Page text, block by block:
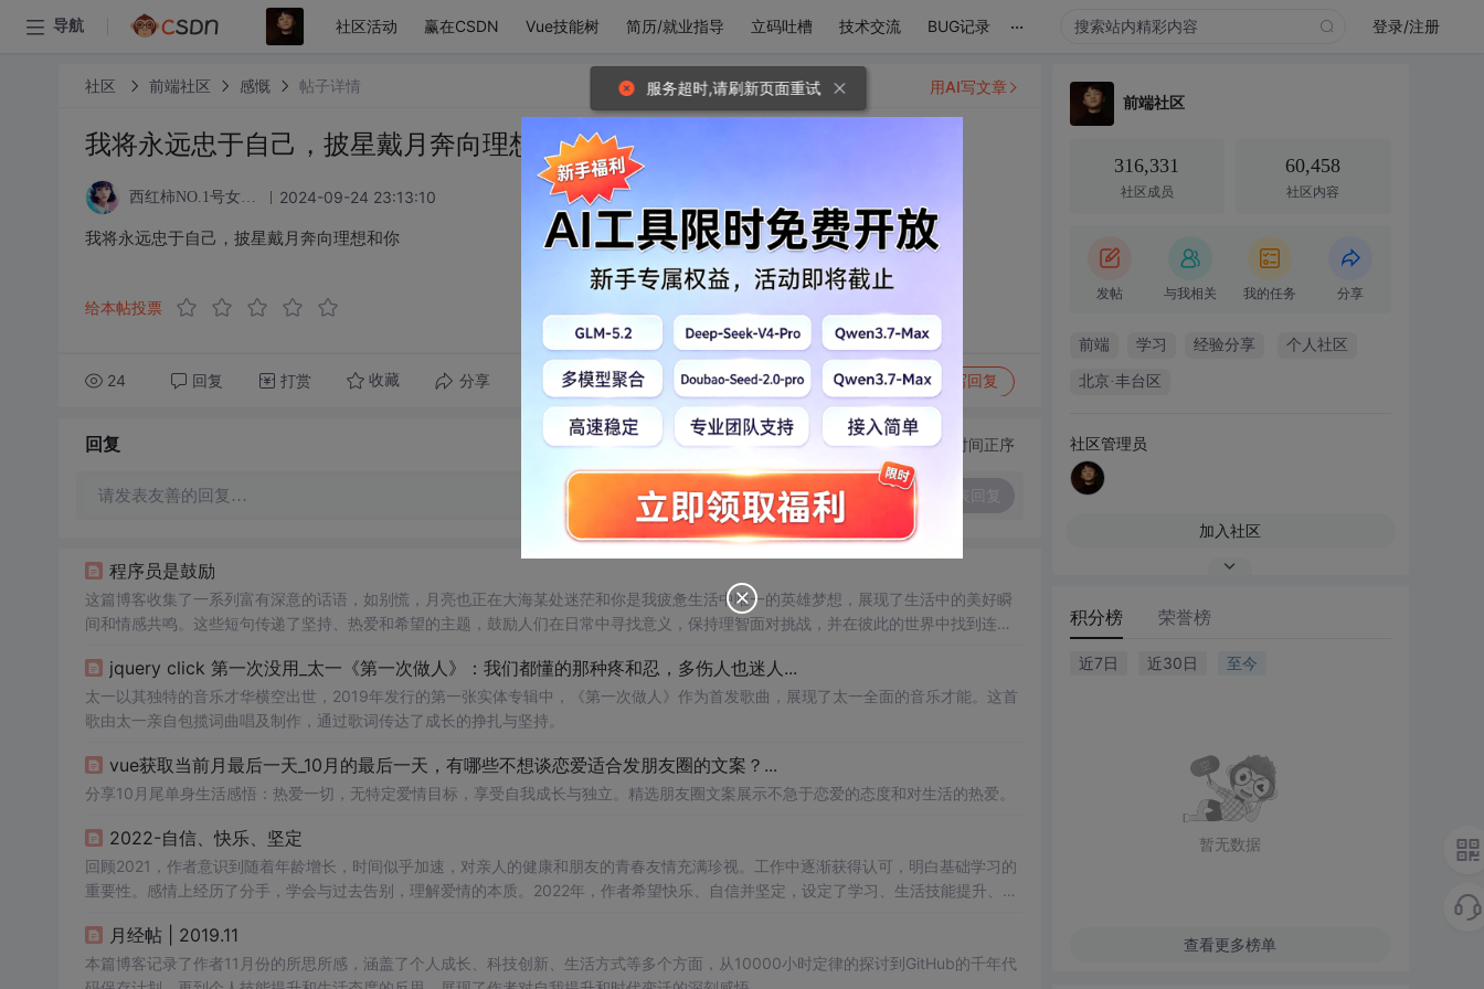
导航 社区活动 赢在CSDN Vue技能树 简历/就业指导 立码吐槽 技术交流 BUG记录 ... 登录/注册
社区 前端社区 感慨 帖子详情
我将永远忠于自己，披星戴月奔向理想和你
西红柿NO.1号女粉丝 2024-09-24 23:13:10
我将永远忠于自己，披星戴月奔向理想和你
给本帖投票
24 回复 打赏 收藏 分享 转发到动态 举报 写回复
用AI写文章
回复 切换为时间正序
请发表友善的回复…
程序员是鼓励
这篇博客收集了一系列富有深意的话语，如别慌，月亮也正在大海某处迷茫和你是我疲惫生活中唯一的英雄梦想，展现了生活中的美好瞬
间和情感共鸣。这些短句传递了坚持、热爱和希望的主题，鼓励人们在日常中寻找意义，保持理智面对挑战，并在彼此的世界中找到连
jquery click 第一次没用_太一《第一次做人》：我们都懂的那种疼和忍，多伤人也迷人...
太一以其独特的音乐才华横空出世，2019年发行的第一张实体专辑中，《第一次做人》作为首发歌曲，展现了太一全面的音乐才能。这首
歌由太一亲自包揽词曲唱及制作，通过歌词传达了成长的挣扎与坚持。
vue获取当前月最后一天_10月的最后一天，有哪些不想谈恋爱适合发朋友圈的文案？...
分享10月尾单身生活感悟：热爱一切，无特定爱情目标，享受自我成长与独立。精选朋友圈文案展示不急于恋爱的态度和对生活的热爱。
2022-自信、快乐、坚定
回顾2021，作者意识到随着年龄增长，时间似乎加速，对亲人的健康和朋友的青春友情充满珍视。工作中逐渐获得认可，明白基础学习的
重要性。感情上经历了分手，学会与过去告别，理解爱情的本质。2022年，作者希望快乐、自信并坚定，设定了学习、生活技能提升、旅
月经帖 | 2019.11
本篇博客记录了作者11月份的所思所感，涵盖了个人成长、科技创新、生活方式等多个方面，从10000小时定律的探讨到GitHub的千年代
前端社区
316,331
社区成员
60,458
社区内容
发帖 与我相关 我的任务 分享
前端 学习 经验分享 个人社区
北京·丰台区
社区管理员
加入社区
积分榜 荣誉榜
近7日 近30日 至今
暂无数据
查看更多榜单
服务超时,请刷新页面重试